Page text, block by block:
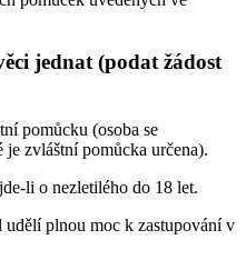
jednat (podat žádost
pomůcku (osoba se
zvláštní pomůcka určena).
li o nezletilého do 18 let.
udělí plnou moc k zastupování v